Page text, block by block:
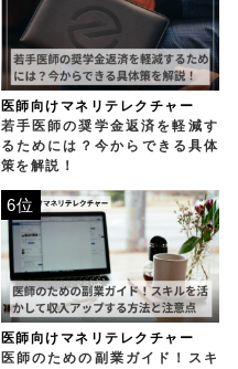
医師向けマネリテレクチャー
若手医師の奨学金返済を軽減す
るためには？今からできる具体
策を解説！
医師向けマネリテレクチャー
医師のための副業ガイド！スキ
6位